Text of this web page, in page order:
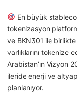
En büyük
tokenizasyon
ve BKN301 ile
varlıklarını tokenize
Arabistan’ın Vizyon
ileride enerji ve
planlanıyor.